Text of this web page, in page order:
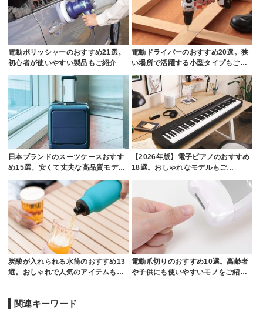
電動ポリッシャーのおすすめ21選。
初心者が使いやすい製品もご紹介
電動ドライバーのおすすめ20選。狭
い場所で活躍する小型タイプもご…
日本ブランドのスーツケースおすす
め15選。安くて丈夫な高品質モデ…
【2026年版】電子ピアノのおすすめ
18選。おしゃれなモデルもご…
炭酸が入れられる水筒のおすすめ13
選。おしゃれで人気のアイテムも…
電動爪切りのおすすめ10選。高齢者
や子供にも使いやすいモノをご紹…
関連キーワード